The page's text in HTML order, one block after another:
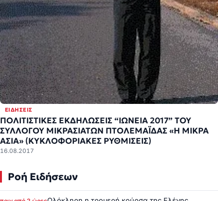
ΕΙΔΉΣΕΙΣ
ΠΟΛΙΤΙΣΤΙΚΕΣ ΕΚΔΗΛΩΣΕΙΣ “ΙΩΝΕΙΑ 2017” ΤΟΥ
ΣΥΛΛΟΓΟΥ ΜΙΚΡΑΣΙΑΤΩΝ ΠΤΟΛΕΜΑΪΔΑΣ «Η ΜΙΚΡΑ
ΑΣΙΑ» (ΚΥΚΛΟΦΟΡΙΑΚΕΣ ΡΥΘΜΙΣΕΙΣ)
16.08.2017
Ροή Ειδήσεων